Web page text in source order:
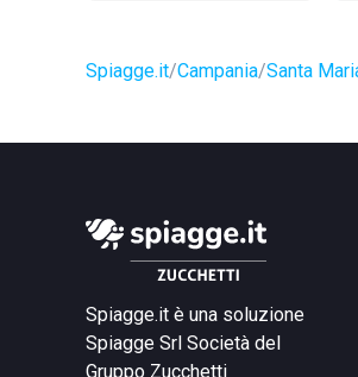
Spiagge.it Campania Santa
Spiagge.it è una soluzione
Spiagge Srl Società del
Gruppo Zucchetti